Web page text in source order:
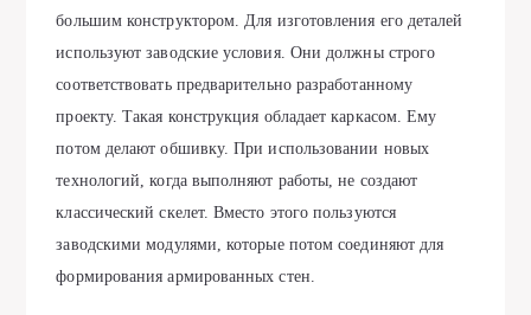
большим конструктором. Для изготовления его деталей
используют заводские условия. Они должны строго
соответствовать предварительно разработанному
проекту. Такая конструкция обладает каркасом. Ему
потом делают обшивку. При использовании новых
технологий, когда выполняют работы, не создают
классический скелет. Вместо этого пользуются
заводскими модулями, которые потом соединяют для
формирования армированных стен.